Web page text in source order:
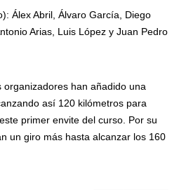
Álex Abril, Álvaro García, Diego
Arias, Luis López y Juan Pedro
han añadido una
así 120 kilómetros para
primer envite del curso. Por su
un giro más hasta alcanzar los 160